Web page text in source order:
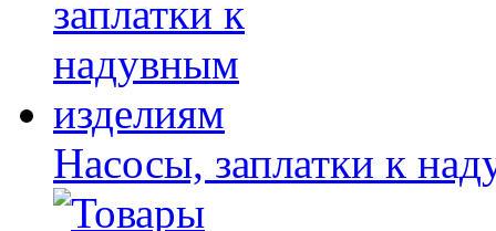
Насосы, заплатки к